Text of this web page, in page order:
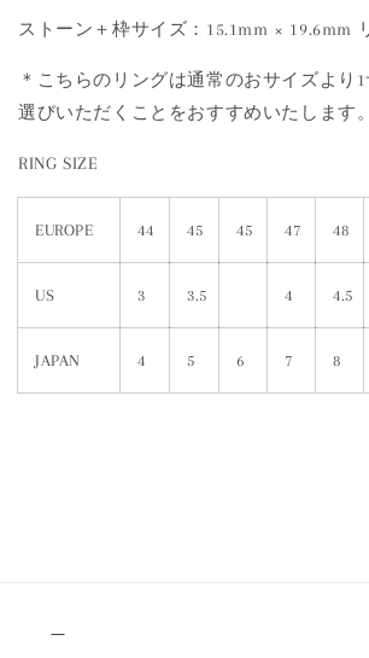
ストーン＋枠サイズ：15.1mm × 19.6mm
＊こちらのリングは通常のおサイズより
選びいただくことをおすすめいたします。
RING SIZE
EUROPE 44 45 45 47 48
US 3 3.5 4 4.5
JAPAN 4 5 6 7 8
＿